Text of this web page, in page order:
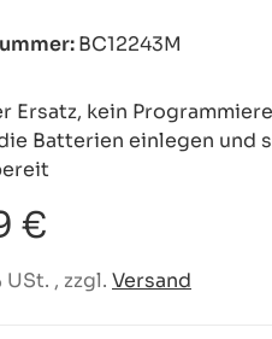
BC12243M
Ersatz, kein
Batterien einlegen und
€
USt. , zzgl. Versand